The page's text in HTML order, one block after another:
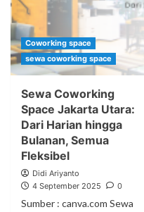
Coworking space
sewa coworking space
Sewa Coworking
Space Jakarta Utara:
Dari Harian hingga
Bulanan, Semua
Fleksibel
Didi Ariyanto
4 September 2025
0
Sumber : canva.com Sewa